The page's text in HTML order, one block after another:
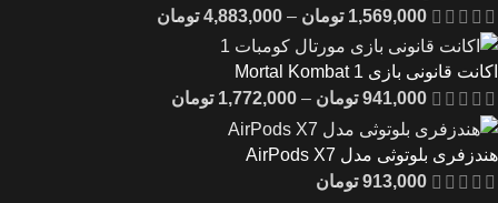
1,569,000 تومان –
4,883,000 تومان
اکانت قانونی بازی Mortal Kombat 1
941,000 تومان –
1,772,000 تومان
هندزفری بلوتوثی مدل AirPods X7
913,000 تومان